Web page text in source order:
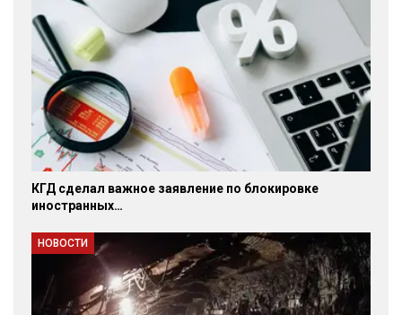
КГД сделал важное заявление по блокировке
иностранных…
НОВОСТИ